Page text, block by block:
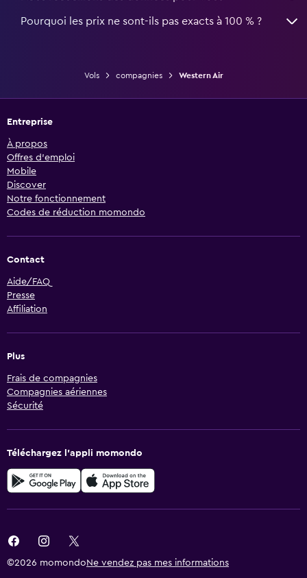
Pourquoi les prix ne sont-ils pas exacts à 100 % ?
Vols compagnies Western Air
Entreprise
À propos
Offres d’emploi
Mobile
Discover
Notre fonctionnement
Codes de réduction momondo
Contact
Aide/FAQ
Presse
Affiliation
Plus
Frais de compagnies
Compagnies aériennes
Sécurité
Téléchargez l’appli momondo
©2026 momondo Ne vendez pas mes informations